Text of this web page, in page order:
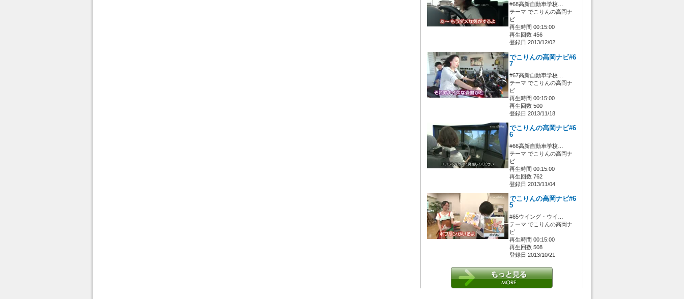
#68高新自動車学校…
テーマ でこりんの高岡ナ
ビ
再生時間 00:15:00
再生回数 456
登録日 2013/12/02
でこりんの高岡ナビ#6
7
#67高新自動車学校…
テーマ でこりんの高岡ナ
ビ
再生時間 00:15:00
再生回数 500
登録日 2013/11/18
でこりんの高岡ナビ#6
6
#66高新自動車学校…
テーマ でこりんの高岡ナ
ビ
再生時間 00:15:00
再生回数 762
登録日 2013/11/04
でこりんの高岡ナビ#6
5
#65ウイング・ウイ…
テーマ でこりんの高岡ナ
ビ
再生時間 00:15:00
再生回数 508
登録日 2013/10/21